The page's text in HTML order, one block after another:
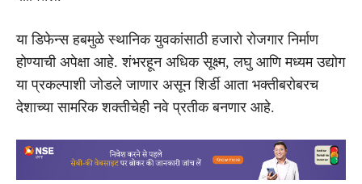
या डिफेन्स हबमुळे स्थानिक युवकांसाठी हजारो रोजगार निर्माण
होण्याची अपेक्षा आहे. शंभरहून अधिक सूक्ष्म, लघु आणि मध्यम उद्योग
या प्रकल्पाशी जोडले जाणार असून शिर्डी आता भक्तीबरोबरच
देशाच्या सामरिक शक्तीचेही नवे प्रतीक बनणार आहे.